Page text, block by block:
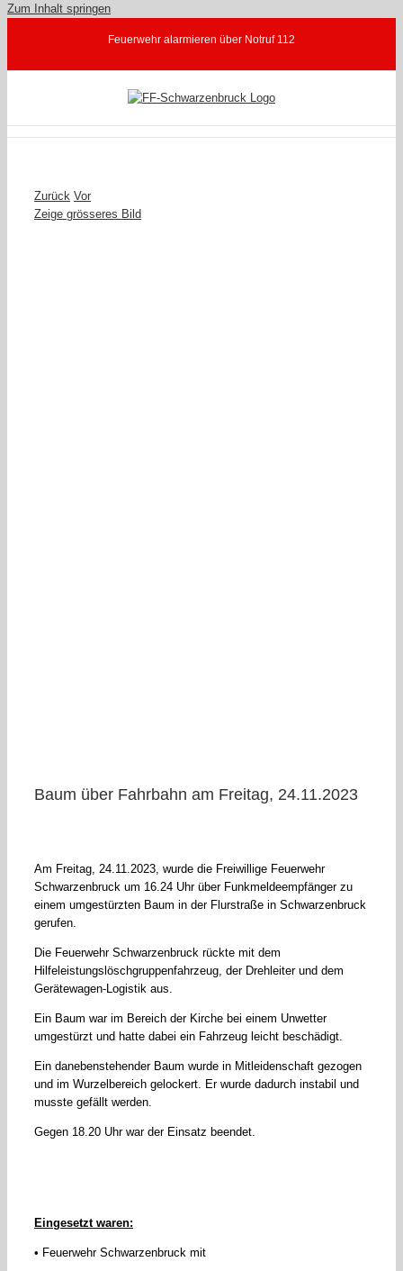
Zum Inhalt springen
Feuerwehr alarmieren über Notruf 112
Zurück Vor
Zeige grösseres Bild
Baum über Fahrbahn am Freitag, 24.11.2023
Am Freitag, 24.11.2023, wurde die Freiwillige Feuerwehr
Schwarzenbruck um 16.24 Uhr über Funkmeldeempfänger zu
einem umgestürzten Baum in der Flurstraße in Schwarzenbruck
gerufen.
Die Feuerwehr Schwarzenbruck rückte mit dem
Hilfeleistungslöschgruppenfahrzeug, der Drehleiter und dem
Gerätewagen-Logistik aus.
Ein Baum war im Bereich der Kirche bei einem Unwetter
umgestürzt und hatte dabei ein Fahrzeug leicht beschädigt.
Ein danebenstehender Baum wurde in Mitleidenschaft gezogen
und im Wurzelbereich gelockert. Er wurde dadurch instabil und
musste gefällt werden.
Gegen 18.20 Uhr war der Einsatz beendet.
Eingesetzt waren:
• Feuerwehr Schwarzenbruck mit